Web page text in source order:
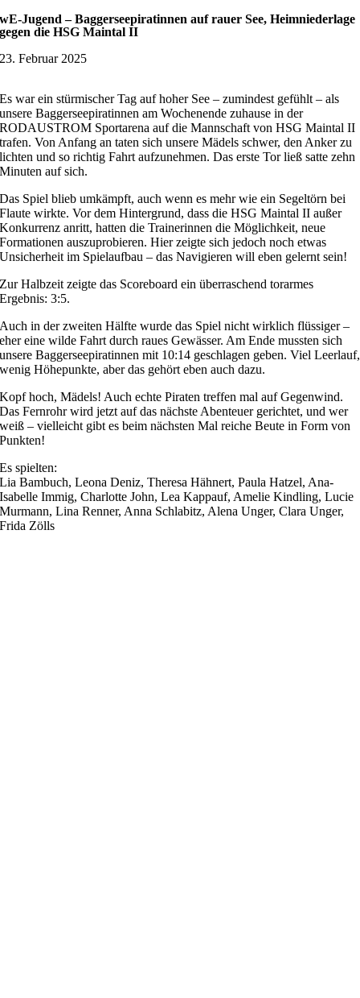
wE-Jugend – Baggerseepiratinnen auf rauer See, Heimniederlage
gegen die HSG Maintal II
23. Februar 2025
Es war ein stürmischer Tag auf hoher See – zumindest gefühlt – als
unsere Baggerseepiratinnen am Wochenende zuhause in der
RODAUSTROM Sportarena auf die Mannschaft von HSG Maintal II
trafen. Von Anfang an taten sich unsere Mädels schwer, den Anker zu
lichten und so richtig Fahrt aufzunehmen. Das erste Tor ließ satte zehn
Minuten auf sich.
Das Spiel blieb umkämpft, auch wenn es mehr wie ein Segeltörn bei
Flaute wirkte. Vor dem Hintergrund, dass die HSG Maintal II außer
Konkurrenz anritt, hatten die Trainerinnen die Möglichkeit, neue
Formationen auszuprobieren. Hier zeigte sich jedoch noch etwas
Unsicherheit im Spielaufbau – das Navigieren will eben gelernt sein!
Zur Halbzeit zeigte das Scoreboard ein überraschend torarmes
Ergebnis: 3:5.
Auch in der zweiten Hälfte wurde das Spiel nicht wirklich flüssiger –
eher eine wilde Fahrt durch raues Gewässer. Am Ende mussten sich
unsere Baggerseepiratinnen mit 10:14 geschlagen geben. Viel Leerlauf,
wenig Höhepunkte, aber das gehört eben auch dazu.
Kopf hoch, Mädels! Auch echte Piraten treffen mal auf Gegenwind.
Das Fernrohr wird jetzt auf das nächste Abenteuer gerichtet, und wer
weiß – vielleicht gibt es beim nächsten Mal reiche Beute in Form von
Punkten!
Es spielten:
Lia Bambuch, Leona Deniz, Theresa Hähnert, Paula Hatzel, Ana-
Isabelle Immig, Charlotte John, Lea Kappauf, Amelie Kindling, Lucie
Murmann, Lina Renner, Anna Schlabitz, Alena Unger, Clara Unger,
Frida Zölls